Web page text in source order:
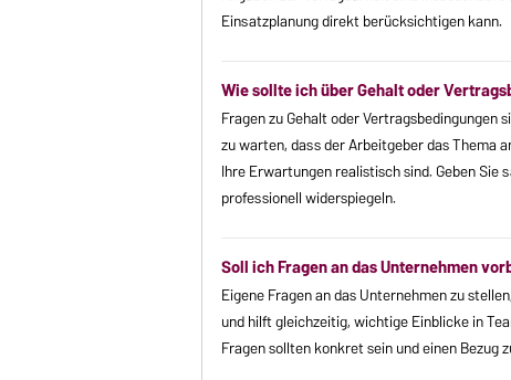
Einsatzplanung direkt berücksichtigen kann.
Wie sollte ich über Gehalt oder
Fragen zu Gehalt oder Vertragsbedingungen
zu warten, dass der Arbeitgeber das Thema
Ihre Erwartungen realistisch sind. Geben
professionell widerspiegeln.
Soll ich Fragen an das Unternehmen
Eigene Fragen an das Unternehmen zu
und hilft gleichzeitig, wichtige Einblicke in
Fragen sollten konkret sein und einen Bezug